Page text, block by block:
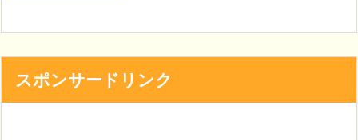
スポンサードリンク